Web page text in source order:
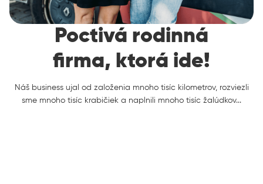
Poctivá rodinná
firma, ktorá ide!
Náš business ujal od založenia mnoho tisíc kilometrov, rozviezli
sme mnoho tisíc krabičiek a naplnili mnoho tisíc žalúdkov...